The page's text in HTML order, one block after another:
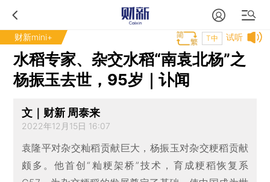
财新mini+ 试听
T中
水稻专家、杂交水稻“南袁北杨”之
杨振玉去世，95岁｜讣闻
文｜财新 周泰来
2022年12月15日 16:07
袁隆平对杂交籼稻贡献巨大，杨振玉对杂交粳稻贡献
颇多。他首创“籼粳架桥”技术，育成粳稻恢复系